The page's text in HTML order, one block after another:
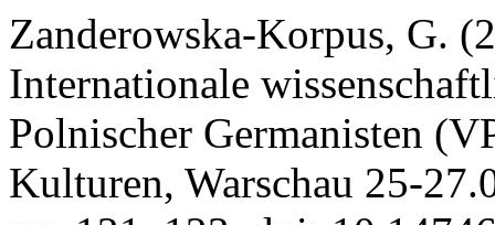
Zanderowska-Korpus, G.
Internationale
Polnischer Germanisten
Kulturen, Warschau 25-